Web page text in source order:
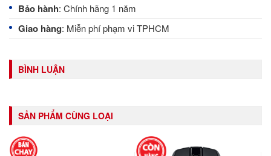
Bảo hành: Chính hãng 1 năm
Giao hàng: Miễn phí phạm vi TPHCM
BÌNH LUẬN
SẢN PHẨM CÙNG LOẠI